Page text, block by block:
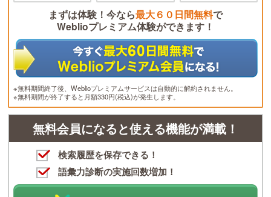
まずは体験！今なら最大６０日間無料で
Weblioプレミアム体験ができます！
※無料期間終了後、Weblioプレミアムサービスは自動的に解約されません。
※無料期間が終了すると月額330円(税込)が発生します。
無料会員になると使える機能が満載！
検索履歴を保存できる！
語彙力診断の実施回数増加！